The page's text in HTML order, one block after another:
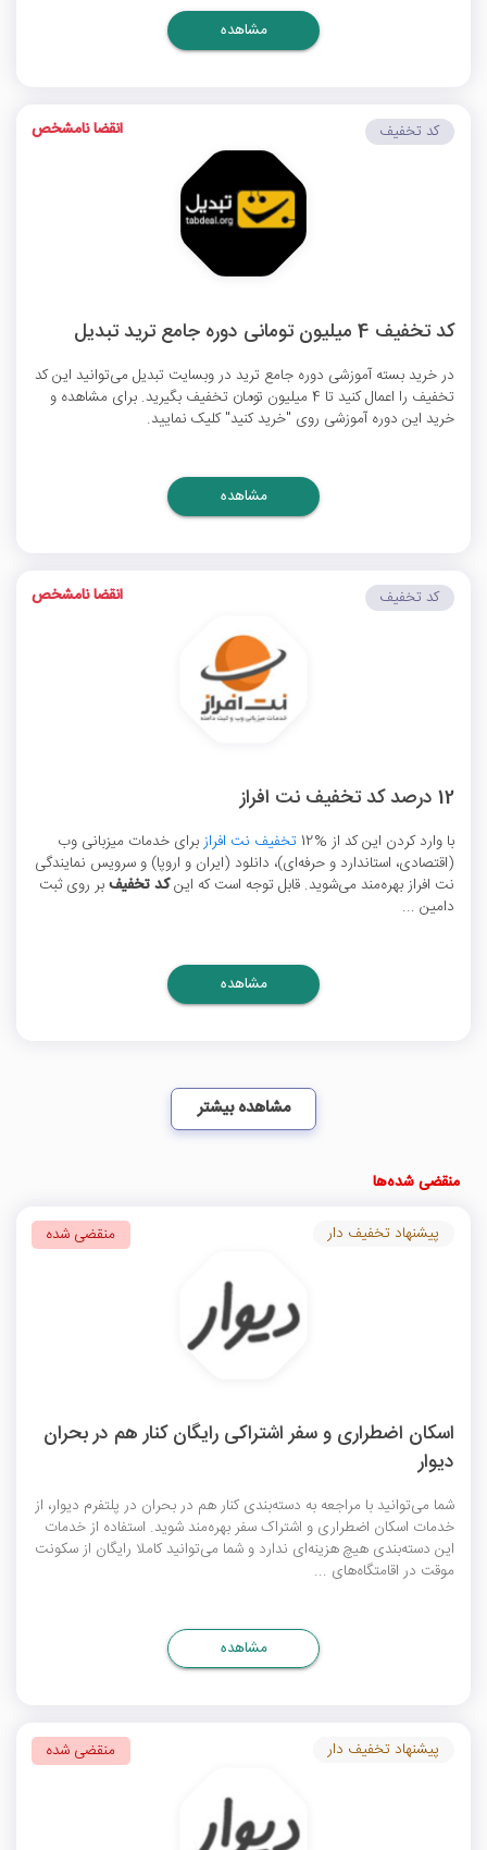
مشاهده
کد تخفیف 4 میلیون تومانی دوره جامع ترید تبدیل
در خرید بسته آموزشی دوره جامع ترید در وبسایت تبدیل می‌توانید این کد
تخفیف را اعمال کنید تا 4 میلیون تومان تخفیف بگیرید. برای مشاهده و
خرید این دوره آموزشی روی "خرید کنید" کلیک نمایید.
کد تخفیف انقضا نامشخص
مشاهده
12 درصد کد تخفیف نت افراز
با وارد کردن این کد از %12 تخفیف نت افرازبرای خدمات میزبانی وب
(اقتصادی، استاندارد و حرفه‌ای)، دانلود (ایران و اروپا) و سرویس نمایندگی
نت افراز بهره‌مند می‌شوید. قابل توجه است که اینکد تخفیفبر روی ثبت
دامین ...
کد تخفیف انقضا نامشخص
مشاهده
مشاهده بیشتر
منقضی شده‌ها
اسکان اضطراری و سفر اشتراکی رایگان کنار هم در بحران
دیوار
شما می‌توانید با مراجعه به دسته‌بندی کنار هم در بحران در پلتفرم دیوار، از
خدمات اسکان اضطراری و اشتراک سفر بهره‌مند شوید. استفاده از خدمات
این دسته‌بندی هیچ هزینه‌ای ندارد و شما می‌توانید کاملا رایگان از سکونت
موقت در اقامتگاه‌های ...
پیشنهاد تخفیف دار منقضی شده
مشاهده
پیشنهاد تخفیف دار منقضی شده